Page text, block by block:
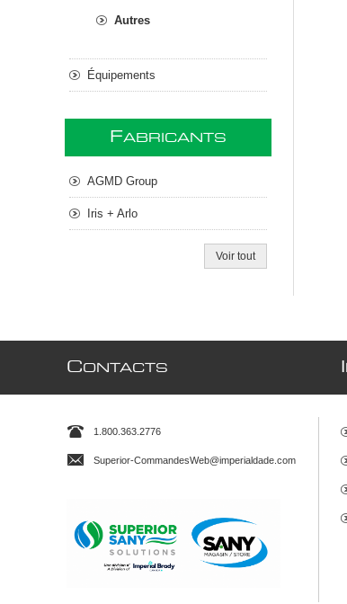
Autres
Équipements
FABRICANTS
AGMD Group
Iris + Arlo
Voir tout
CONTACTS
1.800.363.2776
Superior-CommandesWeb@imperialdade.com